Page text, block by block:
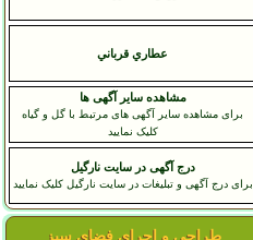
عطاري قرباني
مشاهده سایر آگهی ها
برای مشاهده سایر آگهی های مرتبط با گل و گیاه
کلیک نمایید
درج آگهی در سایت نارگیل
برای درج آگهی و تبلیغات در سایت نارگیل کلیک نمایید
طراحی و اجرای فضای سبز